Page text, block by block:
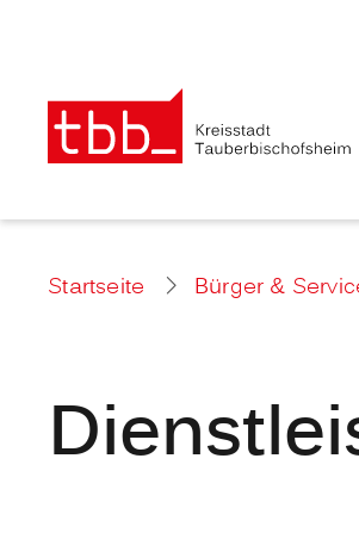
Startseite Bürger &